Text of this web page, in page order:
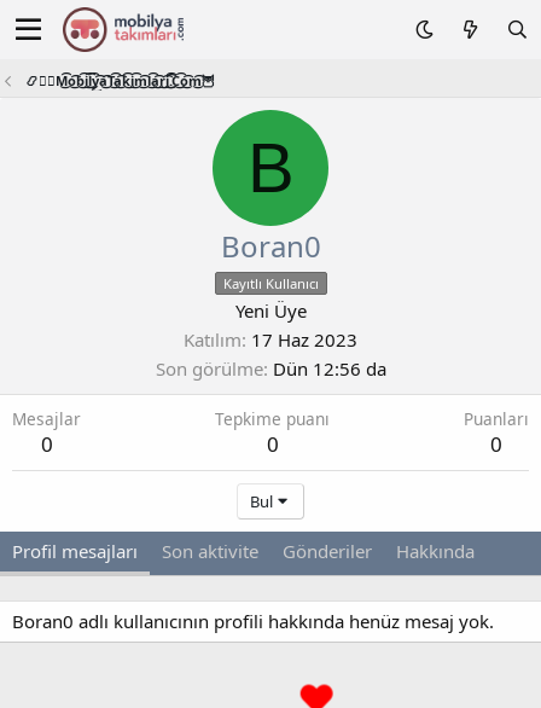
📿🧙‍♂️M͜͡o͜͡b͜͡i͜͡l͜͡y͜͡a͜͡T͜͡a͜͡k͜͡i͜͡m͜͡l͜͡a͜͡r͜͡i͜͡.͜͡C͜͡o͜͡m͜͡🦉
B
Boran0
Kayıtlı Kullanıcı
Yeni Üye
Katılım 17 Haz 2023
Son görülme Dün 12:56 da
Mesajlar
0
Tepkime puanı
0
Puanları
0
Bul
Profil mesajları Son aktivite Gönderiler Hakkında
Boran0 adlı kullanıcının profili hakkında henüz mesaj yok.